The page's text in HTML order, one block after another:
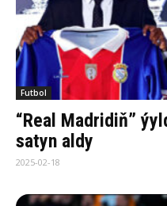
Futbol
“Real Madridiň”
satyn aldy
2025-02-18